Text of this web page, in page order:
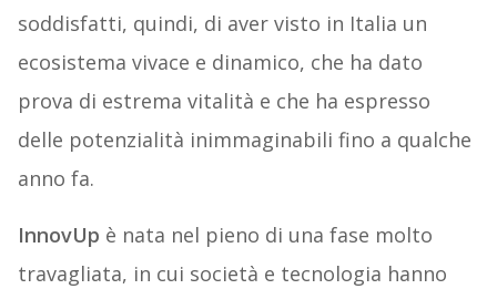
soddisfatti, quindi, di aver visto in Italia un
ecosistema vivace e dinamico, che ha dato
prova di estrema vitalità e che ha espresso
delle potenzialità inimmaginabili fino a qualche
anno fa.
InnovUp è nata nel pieno di una fase molto
travagliata, in cui società e tecnologia hanno